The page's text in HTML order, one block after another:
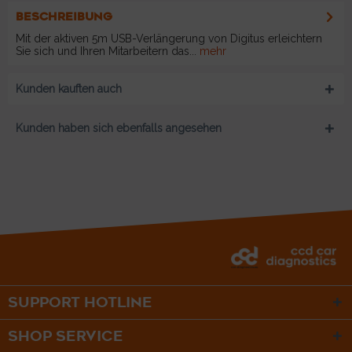
BESCHREIBUNG
Mit der aktiven 5m USB-Verlängerung von Digitus erleichtern
Sie sich und Ihren Mitarbeitern das...
mehr
Kunden kauften auch
Kunden haben sich ebenfalls angesehen
SUPPORT HOTLINE
SHOP SERVICE